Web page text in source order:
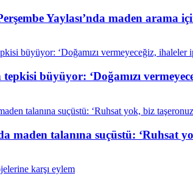
Yaylası’nda maden arama
büyüyor: ‘Doğamızı
maden talanına suçüstü: ‘Ruhsat